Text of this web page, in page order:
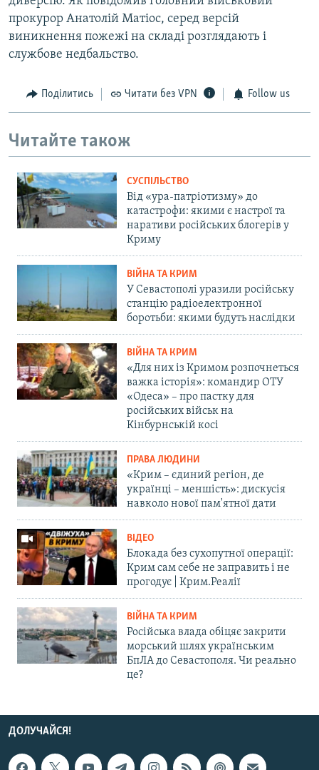
прокурор Анатолій Матіос, серед версій
виникнення пожежі на складі розглядають і
службове недбальство.
Поділитись Читати без VPN Follow us
Читайте також
СУСПІЛЬСТВО
Від «ура-патріотизму» до
катастрофи: якими є настрої та
наративи російських блогерів у
Криму
ВІЙНА ТА КРИМ
У Севастополі уразили російську
станцію радіоелектронної
боротьби: якими будуть наслідки
ВІЙНА ТА КРИМ
«Для них із Кримом розпочнеться
важка історія»: командир ОТУ
«Одеса» – про пастку для
російських військ на
Кінбурнській косі
ПРАВА ЛЮДИНИ
«Крим – єдиний регіон, де
українці – меншість»: дискусія
навколо нової пам'ятної дати
ВІДЕО
Блокада без сухопутної операції:
Крим сам себе не заправить і не
прогодує | Крим.Реалії
ВІЙНА ТА КРИМ
Російська влада обіцяє закрити
морський шлях українським
БпЛА до Севастополя. Чи реально
це?
ДОЛУЧАЙСЯ!